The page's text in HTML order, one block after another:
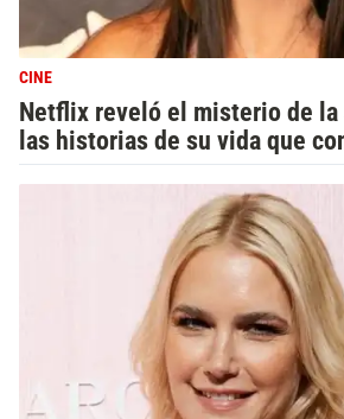
CINE
Netflix reveló el misterio de
las historias de su vida que